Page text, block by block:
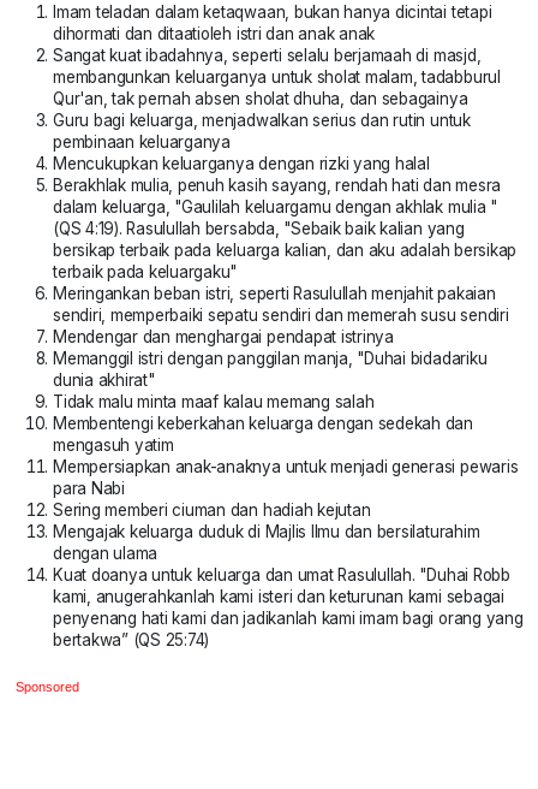
Imam teladan dalam ketaqwaan, bukan hanya dicintai tetapi
dihormati dan ditaatioleh istri dan anak anak
Sangat kuat ibadahnya, seperti selalu berjamaah di masjd,
membangunkan keluarganya untuk sholat malam, tadabburul
Qur'an, tak pernah absen sholat dhuha, dan sebagainya
Guru bagi keluarga, menjadwalkan serius dan rutin untuk
pembinaan keluarganya
Mencukupkan keluarganya dengan rizki yang halal
Berakhlak mulia, penuh kasih sayang, rendah hati dan mesra
dalam keluarga, "Gaulilah keluargamu dengan akhlak mulia "
(QS 4:19). Rasulullah bersabda, "Sebaik baik kalian yang
bersikap terbaik pada keluarga kalian, dan aku adalah bersikap
terbaik pada keluargaku"
Meringankan beban istri, seperti Rasulullah menjahit pakaian
sendiri, memperbaiki sepatu sendiri dan memerah susu sendiri
Mendengar dan menghargai pendapat istrinya
Memanggil istri dengan panggilan manja, "Duhai bidadariku
dunia akhirat"
Tidak malu minta maaf kalau memang salah
Membentengi keberkahan keluarga dengan sedekah dan
mengasuh yatim
Mempersiapkan anak-anaknya untuk menjadi generasi pewaris
para Nabi
Sering memberi ciuman dan hadiah kejutan
Mengajak keluarga duduk di Majlis Ilmu dan bersilaturahim
dengan ulama
Kuat doanya untuk keluarga dan umat Rasulullah. "Duhai Robb
kami, anugerahkanlah kami isteri dan keturunan kami sebagai
penyenang hati kami dan jadikanlah kami imam bagi orang yang
bertakwa” (QS 25:74)
Sponsored